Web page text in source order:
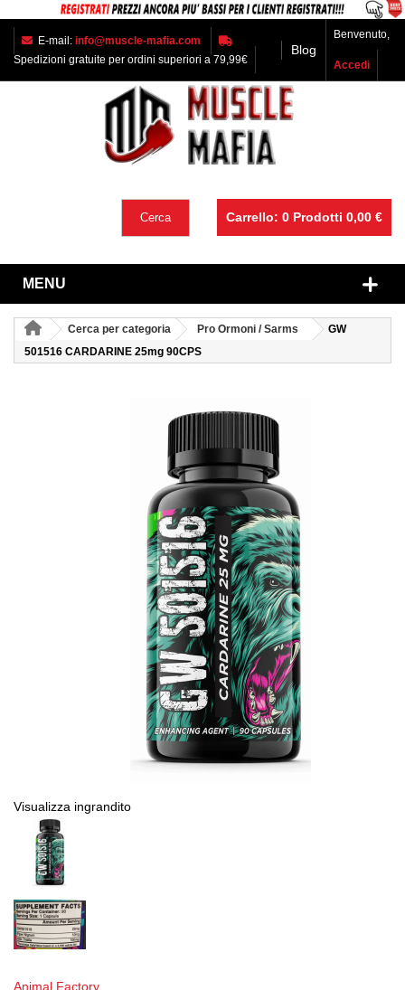
E-mail: info@muscle-mafia.com
Spedizioni gratuite per ordini superiori a 79,99€
Blog
Benvenuto,
Accedi
Carrello: 0 Prodotti 0,00 €
Cerca
MENU
Cerca per categoria Pro Ormoni / Sarms
GW
501516 CARDARINE 25mg 90CPS
Visualizza ingrandito
Animal Factory